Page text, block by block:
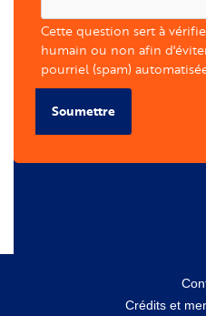
Cette question sert à
humain ou non afin
pourriel (spam)
Soumettre
Crédits et